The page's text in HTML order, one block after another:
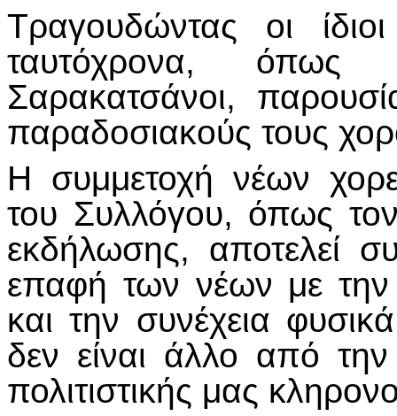
Τραγουδώντας οι
ταυτόχρονα, όπως
Σαρακατσάνοι,
παραδοσιακούς τους
Η συμμετοχή νέων
του Συλλόγου, όπως
εκδήλωσης, αποτελεί
επαφή των νέων με
και την συνέχεια
δεν είναι άλλο από
πολιτιστικής μας